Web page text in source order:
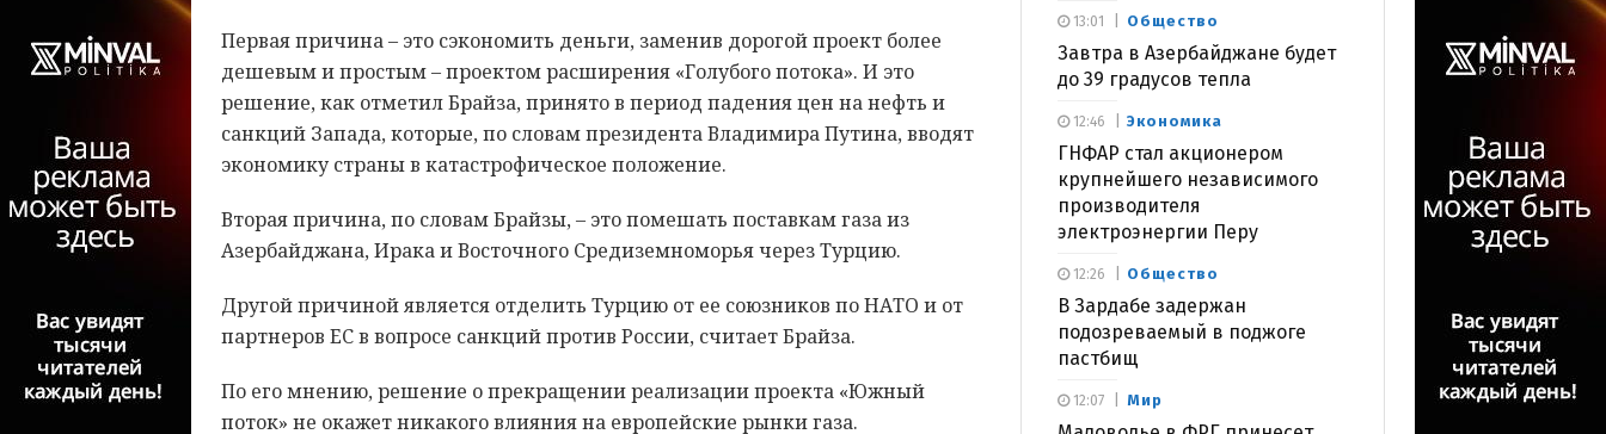
Первая причина – это сэкономить деньги, заменив дорогой проект более
дешевым и простым – проектом расширения «Голубого потока». И это
решение, как отметил Брайза, принято в период падения цен на нефть и
санкций Запада, которые, по словам президента Владимира Путина, вводят
экономику страны в катастрофическое положение.
Вторая причина, по словам Брайзы, – это помешать поставкам газа из
Азербайджана, Ирака и Восточного Средиземноморья через Турцию.
Другой причиной является отделить Турцию от ее союзников по НАТО и от
партнеров ЕС в вопросе санкций против России, считает Брайза.
По его мнению, решение о прекращении реализации проекта «Южный
поток» не окажет никакого влияния на европейские рынки газа.
Общество
Завтра в Азербайджане будет
до 39 градусов тепла
13:01
Экономика
ГНФАР стал акционером
крупнейшего независимого
производителя
электроэнергии Перу
12:46
Общество
В Зардабе задержан
подозреваемый в поджоге
пастбищ
12:26
Мир
12:07